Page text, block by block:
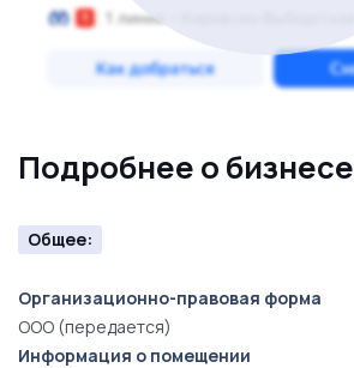
Подробнее о бизнесе
Общее:
Организационно-правовая форма
ООО (передается)
Информация о помещении